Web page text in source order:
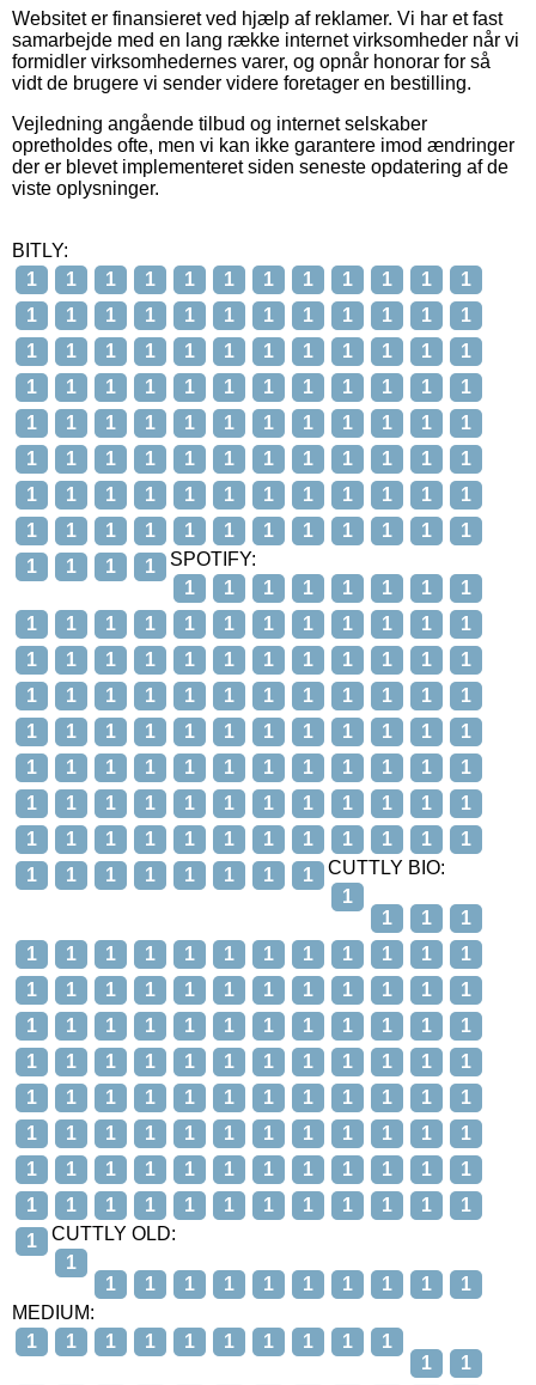
Websitet er finansieret ved hjælp af reklamer. Vi har et fast
samarbejde med en lang række internet virksomheder når vi
formidler virksomhedernes varer, og opnår honorar for så
vidt de brugere vi sender videre foretager en bestilling.
Vejledning angående tilbud og internet selskaber
opretholdes ofte, men vi kan ikke garantere imod ændringer
der er blevet implementeret siden seneste opdatering af de
viste oplysninger.
BITLY:
1
1 1 1 1 1 1 1 1 1 1
1
1
1 1 1 1 1 1 1 1 1 1
1
1
1 1 1 1 1 1 1 1 1 1
1
1
1 1 1 1 1 1 1 1 1 1
1
1
1 1 1 1 1 1 1 1 1 1
1
1
1 1 1 1 1 1 1 1 1 1
1
1
1 1 1 1 1 1 1 1 1 1
1
1
1 1 1 1 1 1 1 1 1 1
1
1
1 1 1
SPOTIFY:
1
1 1 1 1 1 1
1
1
1 1 1 1 1 1 1 1 1 1
1
1
1 1 1 1 1 1 1 1 1 1
1
1
1 1 1 1 1 1 1 1 1 1
1
1
1 1 1 1 1 1 1 1 1 1
1
1
1 1 1 1 1 1 1 1 1 1
1
1
1 1 1 1 1 1 1 1 1 1
1
1
1 1 1 1 1 1 1 1 1 1
1
1
1 1 1 1 1 1 1
CUTTLY BIO:
1
1
1
1
1
1 1 1 1 1 1 1 1 1 1
1
1
1 1 1 1 1 1 1 1 1 1
1
1
1 1 1 1 1 1 1 1 1 1
1
1
1 1 1 1 1 1 1 1 1 1
1
1
1 1 1 1 1 1 1 1 1 1
1
1
1 1 1 1 1 1 1 1 1 1
1
1
1 1 1 1 1 1 1 1 1 1
1
1
1 1 1 1 1 1 1 1 1 1
1
1
CUTTLY OLD:
1
1
1 1 1 1 1 1 1 1
1
MEDIUM:
1
1 1 1 1 1 1 1 1
1
1
1